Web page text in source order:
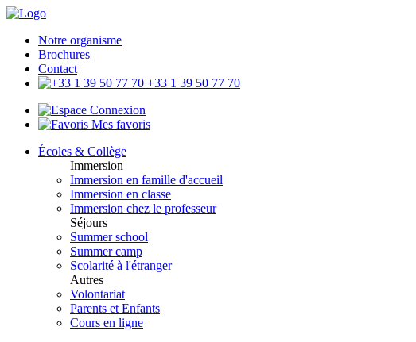
Notre organisme
Brochures
Contact
+33 1 39 50 77 70
Connexion
Mes favoris
Écoles & Collège
Immersion
Immersion en famille d'accueil
Immersion en classe
Immersion chez le professeur
Séjours
Summer school
Summer camp
Scolarité à l'étranger
Autres
Volontariat
Parents et Enfants
Cours en ligne